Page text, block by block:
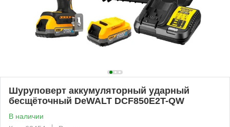
Шуруповерт аккумуляторный ударный
бесщёточный DeWALT DCF850E2T-QW
В наличии